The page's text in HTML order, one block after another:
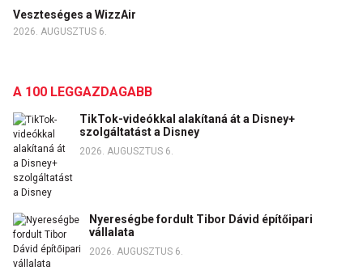
Veszteséges a WizzAir
2026. AUGUSZTUS 6.
A 100 LEGGAZDAGABB
TikTok-videókkal alakítaná át a Disney+
szolgáltatást a Disney
2026. AUGUSZTUS 6.
Nyereségbe fordult Tibor Dávid építőipari
vállalata
2026. AUGUSZTUS 6.